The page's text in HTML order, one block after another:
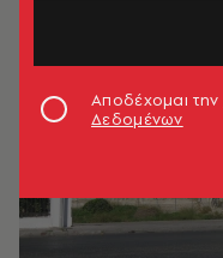
Αποδέχομαι την
Δεδομένων